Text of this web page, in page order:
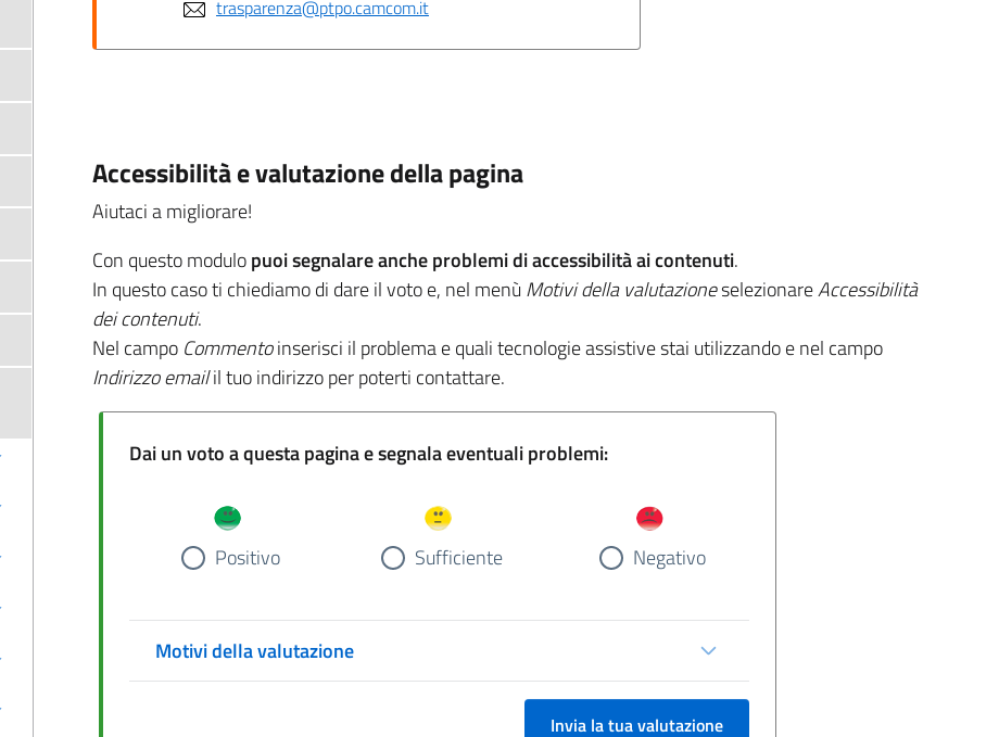
trasparenza@ptpo.camcom.it
Accessibilità e valutazione della pagina
Aiutaci a migliorare!
Con questo modulopuoi segnalare anche problemi di accessibilità ai contenuti.
In questo caso ti chiediamo di dare il voto e, nel menù Motivi della valutazioneselezionareAccessibilità
dei contenuti.
Nel campo Commentoinserisci il problema e quali tecnologie assistive stai utilizzando e nel campo
Indirizzo emailil tuo indirizzo per poterti contattare.
Dai un voto a questa pagina e segnala eventuali problemi:
Positivo Sufficiente Negativo
Motivi della valutazione
Invia la tua valutazione